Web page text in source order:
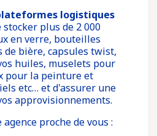
logistiques
plus de 2 000
en verre, bouteilles
bière, capsules twist,
huiles, muselets pour
pour la peinture et
etc… et d'assurer une
approvisionnements.
proche de vous :